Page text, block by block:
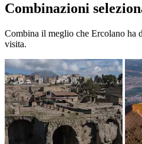
Combinazioni
Combina il meglio che Ercolano ha
visita.